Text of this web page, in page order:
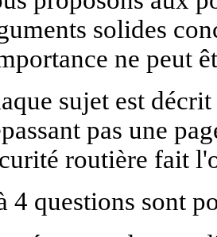
solides
ne peut
sujet est
pas une
routière fait
4 questions sont